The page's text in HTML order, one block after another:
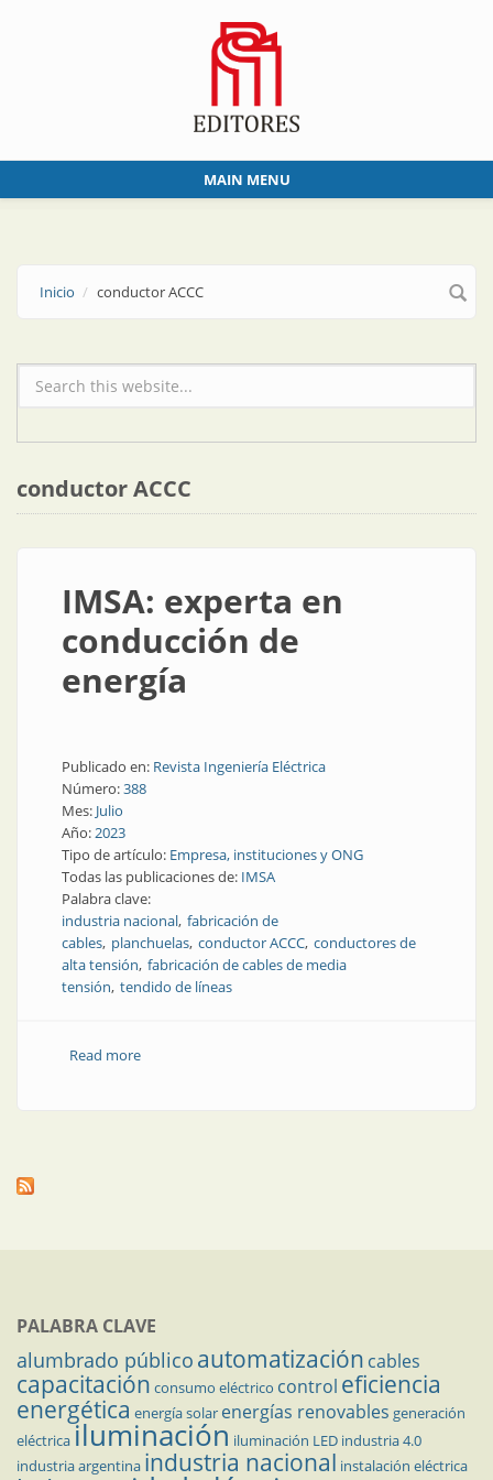
MAIN MENU
Inicio conductor ACCC
Formulario de búsqueda
conductor ACCC
IMSA: experta en
conducción de
energía
Publicado en: Revista Ingeniería Eléctrica
Número:388
Mes: Julio
Año:2023
Tipo de artículo: Empresa, instituciones y ONG
Todas las publicaciones de: IMSA
Palabra clave:
industria nacional fabricación de
cables planchuelas conductor ACCC conductores de
alta tensión fabricación de cables de media
tensión tendido de líneas
Read moreabout IMSA: experta en conducción de energía
PALABRA CLAVE
alumbrado público automatización cables
capacitación consumo eléctrico control eficiencia
energética energía solar energías renovables generación
eléctricailuminación iluminación LED industria 4.0
industria argentina industria nacional instalación eléctrica